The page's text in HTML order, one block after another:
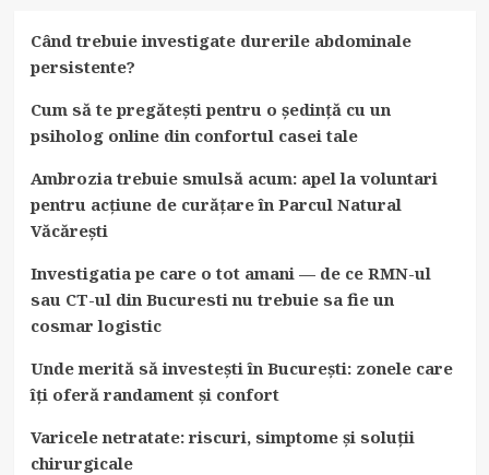
Când trebuie investigate durerile abdominale
persistente?
Cum să te pregătești pentru o ședință cu un
psiholog online din confortul casei tale
Ambrozia trebuie smulsă acum: apel la voluntari
pentru acțiune de curățare în Parcul Natural
Văcărești
Investigatia pe care o tot amani — de ce RMN-ul
sau CT-ul din Bucuresti nu trebuie sa fie un
cosmar logistic
Unde merită să investești în București: zonele care
îți oferă randament și confort
Varicele netratate: riscuri, simptome și soluții
chirurgicale